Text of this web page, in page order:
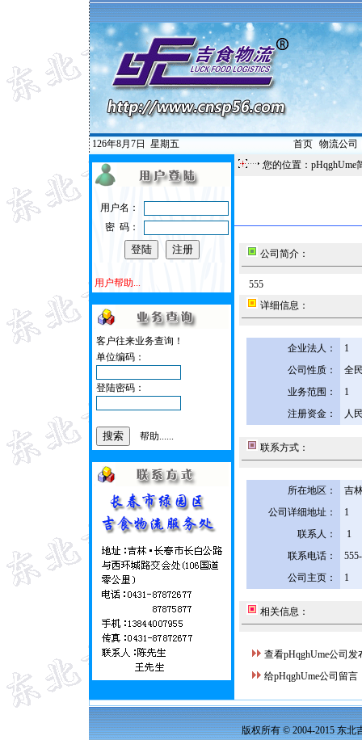
126年8月7日 星期五 首页| 物流公司
用户名：
密 码：
用户帮助...
客户往来业务查询！
单位编码：
登陆密码：
帮助......
您的位置：pHqghUme
公司简介：
555
详细信息：
企业法人：
1
公司性质：
全
业务范围：
1
注册资金：
人
联系方式：
所在地区：
吉
公司详细地址：
1
联系人：
1
联系电话：
公司主页：
1
相关信息：
查看pHqghUme公司发
给pHqghUme公司留言
版权所有 © 2004-2015 东北